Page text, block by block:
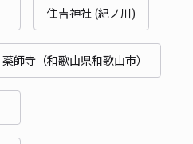
住吉神社 (紀ノ川)
薬師寺（和歌山県和歌山市）